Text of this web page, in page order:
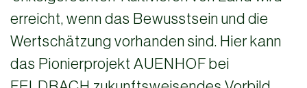
erreicht, wenn das Bewusstsein und die
Wertschätzung vorhanden sind. Hier kann
das Pionierprojekt AUENHOF bei